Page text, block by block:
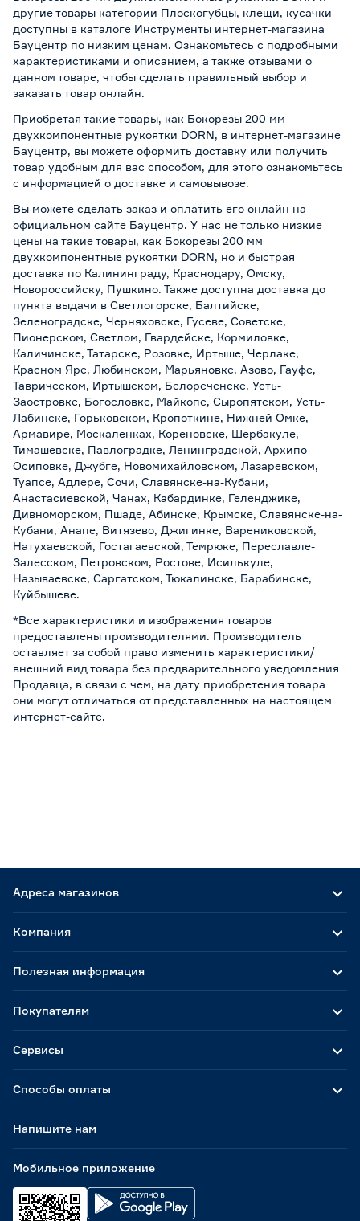
другие товары категории Плоскогубцы, клещи, кусачки
доступны в каталоге Инструменты интернет-магазина
Бауцентр по низким ценам. Ознакомьтесь с подробными
характеристиками и описанием, а также отзывами о
данном товаре, чтобы сделать правильный выбор и
заказать товар онлайн.
Приобретая такие товары, как Бокорезы 200 мм
двухкомпонентные рукоятки DORN, в интернет-магазине
Бауцентр, вы можете оформить доставку или получить
товар удобным для вас способом, для этого ознакомьтесь
с информацией о доставке и самовывозе.
Вы можете сделать заказ и оплатить его онлайн на
официальном сайте Бауцентр. У нас не только низкие
цены на такие товары, как Бокорезы 200 мм
двухкомпонентные рукоятки DORN, но и быстрая
доставка по Калининграду, Краснодару, Омску,
Новороссийску, Пушкино. Также доступна доставка до
пункта выдачи в Светлогорске, Балтийске,
Зеленоградске, Черняховске, Гусеве, Советске,
Пионерском, Светлом, Гвардейске, Кормиловке,
Каличинске, Татарске, Розовке, Иртыше, Черлаке,
Красном Яре, Любинском, Марьяновке, Азово, Гауфе,
Таврическом, Иртышском, Белореченске, Усть-
Заостровке, Богословке, Майкопе, Сыропятском, Усть-
Лабинске, Горьковском, Кропоткине, Нижней Омке,
Армавире, Москаленках, Кореновске, Шербакуле,
Тимашевске, Павлоградке, Ленинградской, Архипо-
Осиповке, Джубге, Новомихайловском, Лазаревском,
Туапсе, Адлере, Сочи, Славянске-на-Кубани,
Анастасиевской, Чанах, Кабардинке, Геленджике,
Дивноморском, Пшаде, Абинске, Крымске, Славянске-на-
Кубани, Анапе, Витязево, Джигинке, Варениковской,
Натухаевской, Гостагаевской, Темрюке, Переславле-
Залесском, Петровском, Ростове, Исилькуле,
Называевске, Саргатском, Тюкалинске, Барабинске,
Куйбышеве.
*Все характеристики и изображения товаров
предоставлены производителями. Производитель
оставляет за собой право изменить характеристики/
внешний вид товара без предварительного уведомления
Продавца, в связи с чем, на дату приобретения товара
они могут отличаться от представленных на настоящем
интернет-сайте.
Адреса магазинов
Способы оплаты
Мобильное приложение
Компания
Полезная информация
Покупателям
Сервисы
Напишите нам